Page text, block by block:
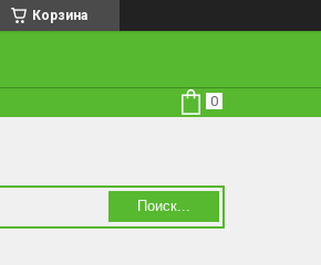
Корзина
Поиск...